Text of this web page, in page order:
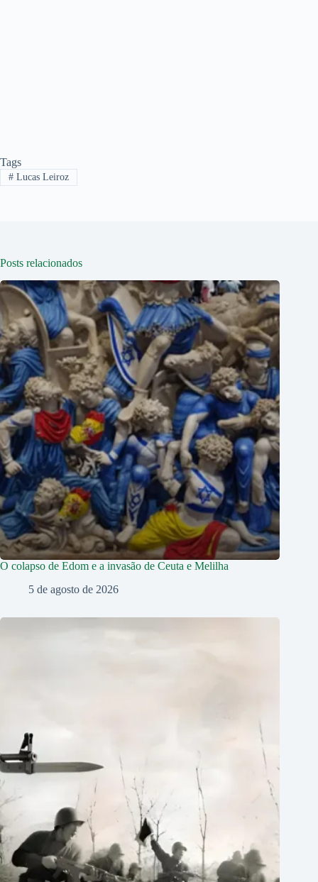
Tags
#Lucas Leiroz
Posts relacionados
O colapso de Edom e a invasão de Ceuta e Melilha
5 de agosto de 2026